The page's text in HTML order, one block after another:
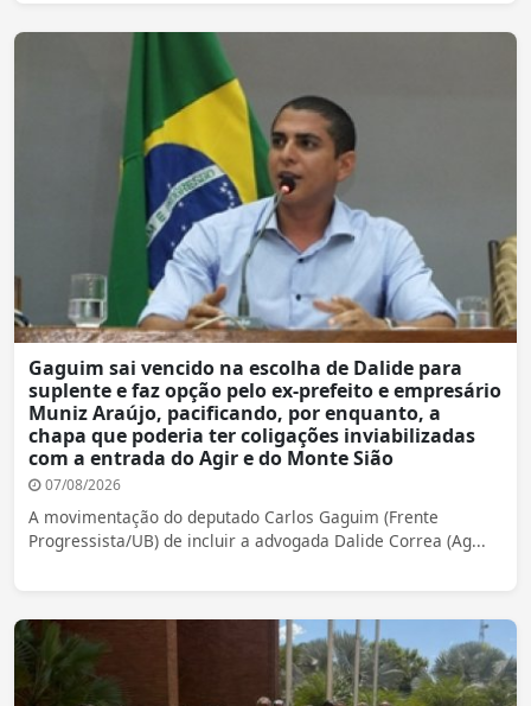
Gaguim sai vencido na escolha de Dalide para
suplente e faz opção pelo ex-prefeito e empresário
Muniz Araújo, pacificando, por enquanto, a
chapa que poderia ter coligações inviabilizadas
com a entrada do Agir e do Monte Sião
07/08/2026
A movimentação do deputado Carlos Gaguim (Frente
Progressista/UB) de incluir a advogada Dalide Correa (Ag...